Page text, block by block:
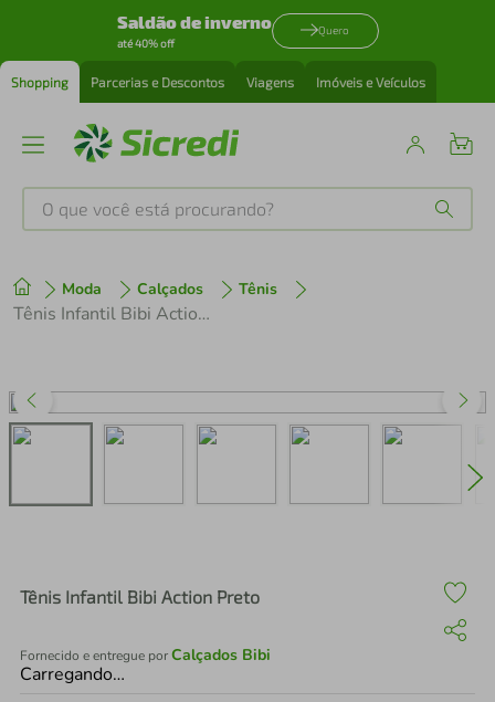
Saldão de inverno
até 40% off
Quero
Shopping Parcerias e Descontos Viagens Imóveis e Veículos
O que você está procurando?
Moda Calçados Tênis
Tênis Infantil Bibi Action Preto
Tênis Infantil Bibi Action Preto
Fornecido e entregue porCalçados Bibi
Carregando…
1º tenis
perfume